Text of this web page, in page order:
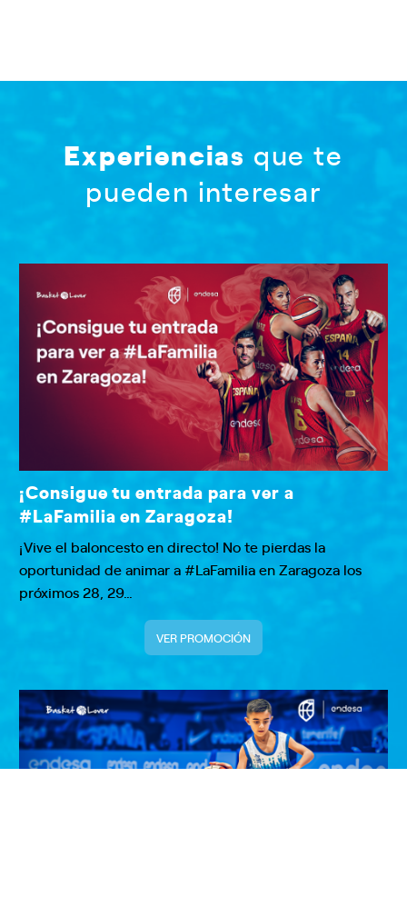
Experiencias que te
pueden interesar
¡Consigue tu entrada para ver a
#LaFamilia en Zaragoza!
¡Vive el baloncesto en directo! No te pierdas la
oportunidad de animar a #LaFamilia en Zaragoza los
próximos 28, 29…
VER PROMOCIÓN